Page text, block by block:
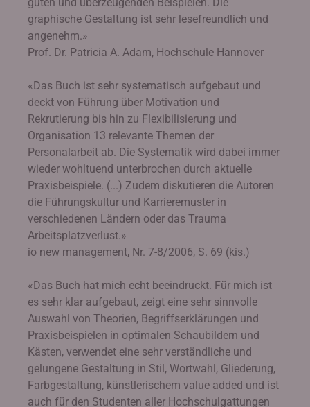
graphische Gestaltung ist sehr lesefreundlich und
angenehm.»
Prof. Dr. Patricia A. Adam, Hochschule Hannover
«Das Buch ist sehr systematisch aufgebaut und
deckt von Führung über Motivation und
Rekrutierung bis hin zu Flexibilisierung und
Organisation 13 relevante Themen der
Personalarbeit ab. Die Systematik wird dabei immer
wieder wohltuend unterbrochen durch aktuelle
Praxisbeispiele. (...) Zudem diskutieren die Autoren
die Führungskultur und Karrieremuster in
verschiedenen Ländern oder das Trauma
Arbeitsplatzverlust.»
io new management, Nr. 7-8/2006, S. 69 (kis.)
«Das Buch hat mich echt beeindruckt. Für mich ist
es sehr klar aufgebaut, zeigt eine sehr sinnvolle
Auswahl von Theorien, Begriffserklärungen und
Praxisbeispielen in optimalen Schaubildern und
Kästen, verwendet eine sehr verständliche und
gelungene Gestaltung in Stil, Wortwahl, Gliederung,
Farbgestaltung, künstlerischem value added und ist
auch für den Studenten aller Hochschulgattungen